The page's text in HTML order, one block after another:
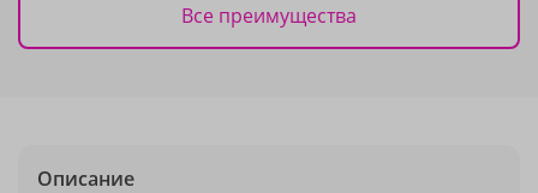
Все преимущества
Описание